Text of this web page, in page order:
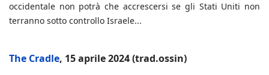
occidentale non potrà che accrescersi se gli Stati Uniti non
terranno sotto controllo Israele...
The Cradle, 15 aprile 2024 (trad.ossin)